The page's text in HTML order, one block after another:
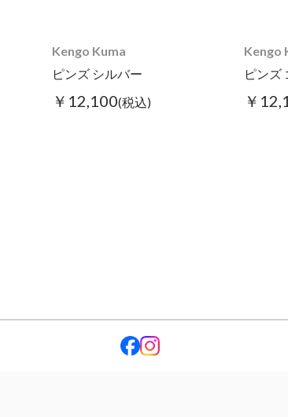
Kengo Kuma
ピンズ シルバー
￥12,100(税込)
Kengo
ピンズ
￥